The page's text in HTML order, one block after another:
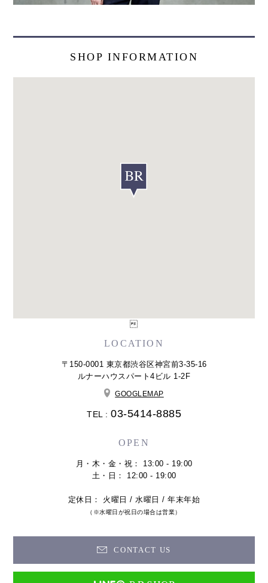
SHOP INFORMATION
LOCATION
〒150-0001 東京都渋谷区神宮前3-35-16
ルナーハウスパート4ビル 1-2F
GOOGLEMAP
TEL : 03-5414-8885
OPEN
月・木・金・祝： 13:00 - 19:00
土・日： 12:00 - 19:00
定休日： 火曜日 / 水曜日 / 年末年始
（※水曜日が祝日の場合は営業）
CONTACT US